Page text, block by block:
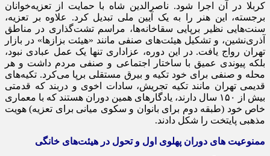
کربلا در آن اجرا شود. ناصرالدین شاه با حمایت از تعزیه‌خوانان
برجسته، این هنر را به یک آیین ملی تبدیل کرد. علاوه بر تعزیه،
سنت‌هایی نظیر برپایی سقاخانه‌ها، مراسم تشت‌گذاری در مناطق
آذری‌نشین، و تشکیل هیئت‌های صنفی مانند «هیئت بزازها» در بازار
تهران رواج یافت. در این دوره، عزاداری تنها یک عمل عبادی نبود،
بلکه پیوندی عمیق با ساختار اجتماعی و صنفی مردم داشت و هر
محله و صنفی برای خود تکیه و بیرق مستقلی برپا می‌کرد. تکیه‌های
قدیمی تهران مانند تکیه تجریش، سادات اخوی و دربند که قدمتی
بیش از ۱۵۰ سال دارند، یادگارهای همین دوران هستند که با معماری
خاص خود (طبقه دوم برای بانوان و سکوی میانی برای تعزیه) هویت
مذهبی پایتخت را شکل دادند.
ممنوعیت های دوران پهلوی اول و تحول در هیئت‌های خانگی